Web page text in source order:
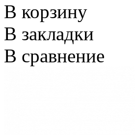
В корзину
В закладки
В сравнение